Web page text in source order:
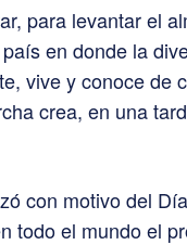
para levantar el
en donde la
vive y conoce de
crea, en una
con motivo del
todo el mundo el